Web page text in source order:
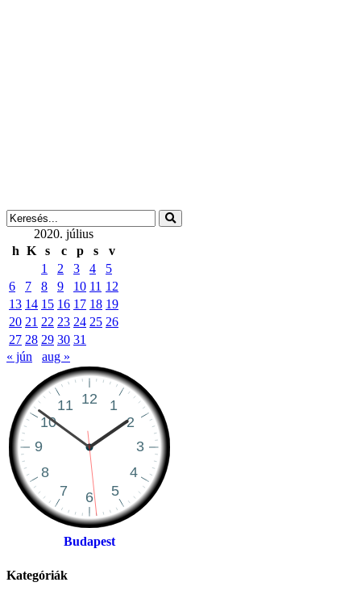
2020. július
h K s c p s
v
1
2 3 4
5
6
7 8 9 10 11 12
13 14 15 16 17 18 19
20 21 22 23 24 25 26
27 28 29 30 31
« jún
aug »
Budapest
Kategóriák